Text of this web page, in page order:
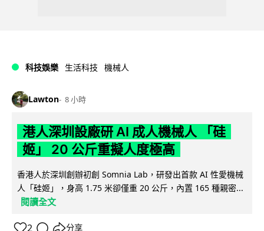
科技娛樂 生活科技 機械人
Lawton 8 小時
港人深圳設廠研 AI 成人機械人 「硅
姬」 20 公斤重擬人度極高
香港人於深圳創辦初創 Somnia Lab，研發出首款 AI 性愛機械
人「硅姬」，身高 1.75 米卻僅重 20 公斤，內置 165 種親密...
閱讀全文
2 分享